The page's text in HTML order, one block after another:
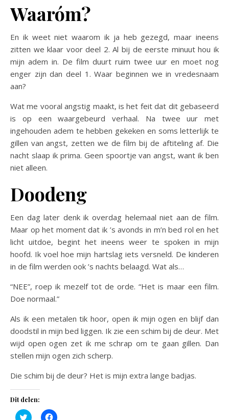
Waaróm?
En ik weet niet waarom ik ja heb gezegd, maar ineens
zitten we klaar voor deel 2. Al bij de eerste minuut hou ik
mijn adem in. De film duurt ruim twee uur en moet nog
enger zijn dan deel 1. Waar beginnen we in vredesnaam
aan?
Wat me vooral angstig maakt, is het feit dat dit gebaseerd
is op een waargebeurd verhaal. Na twee uur met
ingehouden adem te hebben gekeken en soms letterlijk te
gillen van angst, zetten we de film bij de aftiteling af. Die
nacht slaap ik prima. Geen spoortje van angst, want ik ben
niet alleen.
Doodeng
Een dag later denk ik overdag helemaal niet aan de film.
Maar op het moment dat ik ’s avonds in m’n bed rol en het
licht uitdoe, begint het ineens weer te spoken in mijn
hoofd. Ik voel hoe mijn hartslag iets versneld. De kinderen
in de film werden ook ’s nachts belaagd. Wat als…
“NEE”, roep ik mezelf tot de orde. “Het is maar een film.
Doe normaal.”
Als ik een metalen tik hoor, open ik mijn ogen en blijf dan
doodstil in mijn bed liggen. Ik zie een schim bij de deur. Met
wijd open ogen zet ik me schrap om te gaan gillen. Dan
stellen mijn ogen zich scherp.
Die schim bij de deur? Het is mijn extra lange badjas.
Dit delen:
Klik Klik